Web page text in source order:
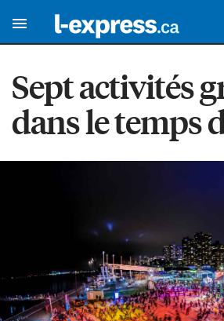
Sept activités
dans le temps